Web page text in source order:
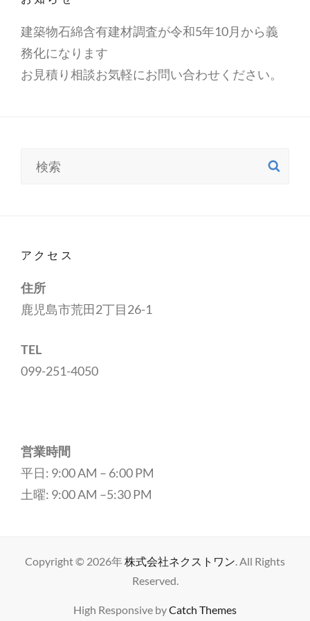
建築物石綿含有建材調査が令和5年10月から義
務化になります
お見積り相談お気軽にお問い合わせください。
アクセス
住所
鹿児島市荒田2丁目26-1
TEL
099-251-4050
営業時間
平日: 9:00 AM – 6:00 PM
土曜: 9:00 AM –5:30 PM
Copyright © 2026年 株式会社ネクストワン. All Rights
Reserved.
High Responsive byCatch Themes